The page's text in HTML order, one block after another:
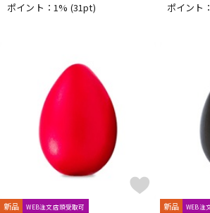
ポイント：1% (31pt) ポイント
新品 WEB注文店頭受取可 新品 WEB注